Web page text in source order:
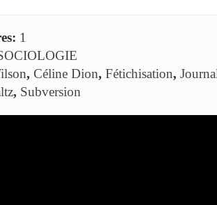
1
, Céline Dion, Fétichisation,
, Subversion